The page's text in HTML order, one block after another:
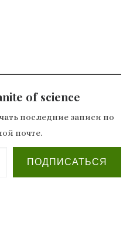
of science
последние записи по
почте.
почты…
ПОДПИСАТЬСЯ